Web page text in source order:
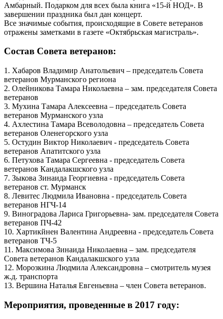
Амбарный. Подарком для всех была книга «15-й НОД». В
завершении праздника был дан концерт.
Все значимые события, происходящие в Совете ветеранов
отражены заметками в газете «Октябрьская магистраль».
Состав Совета ветеранов:
1. Хабаров Владимир Анатольевич – председатель Совета
ветеранов Мурманского региона
2. Олейникова Тамара Николаевна – зам. председателя Совета
ветеранов
3. Мухина Тамара Алексеевна – председатель Совета
ветеранов Мурманского узла
4. Ахлестина Тамара Всеволодовна – председатель Совета
ветеранов Оленегорского узла
5. Остудин Виктор Николаевич - председатель Совета
ветеранов Апатитского узла
6. Петухова Тамара Сергеевна - председатель Совета
ветеранов Кандалакшского узла
7. Зыкова Зинаида Георгиевна - председатель Совета
ветеранов ст. Мурманск
8. Левитес Людмила Ивановна - председатель Совета
ветеранов НГЧ-14
9. Виноградова Лариса Григорьевна- зам. председателя Совета
ветеранов ПЧ-42
10. Хартикйнен Валентина Андреевна - председатель Совета
ветеранов ТЧ-5
11. Максимова Зинаида Николаевна – зам. председателя
Совета ветеранов Кандалакшского узла
12. Морозкина Людмила Александровна – смотритель музея
ж.д. транспорта
13. Вершина Наталья Евгеньевна – член Совета ветеранов.
Мероприятия, проведенные в 2017 году: